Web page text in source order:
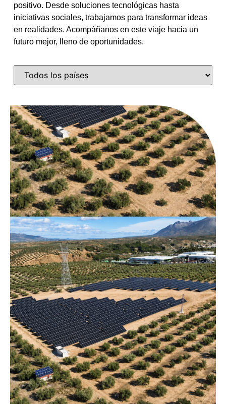
positivo. Desde soluciones tecnológicas hasta
iniciativas sociales, trabajamos para transformar ideas
en realidades. Acompáñanos en este viaje hacia un
futuro mejor, lleno de oportunidades.